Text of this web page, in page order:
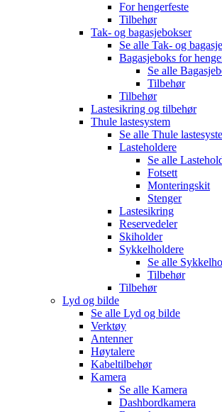
For hengerfeste
Tilbehør
Tak- og bagasjebokser
Se alle Tak- og
Bagasjeboks for
Se alle
Tilbehør
Tilbehør
Lastesikring og tilbehør
Thule lastesystem
Se alle Thule
Lasteholdere
Se alle
Fotsett
Monteringskit
Stenger
Lastesikring
Reservedeler
Skiholder
Sykkelholdere
Se alle
Tilbehør
Tilbehør
Lyd og bilde
Se alle Lyd og bilde
Verktøy
Antenner
Høytalere
Kabeltilbehør
Kamera
Se alle Kamera
Dashbordkamera